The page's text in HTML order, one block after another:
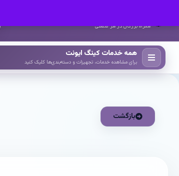
همراه بزرگان در هر صنعتی
همه خدمات کینگ ایونت
برای مشاهده خدمات، تجهیزات و دسته‌بندی‌ها کلیک کنید
بازگشت